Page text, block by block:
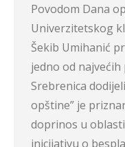
Povodom Dana
Univerzitetskog
Šekib Umihanić
jedno od
Srebrenica
opštine” je
doprinos u
inicijativu o